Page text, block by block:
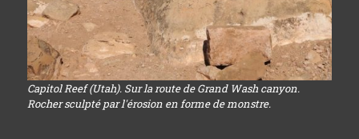
Capitol Reef (Utah). Sur la route de Grand Wash canyon.
Rocher sculpté par l'érosion en forme de monstre.